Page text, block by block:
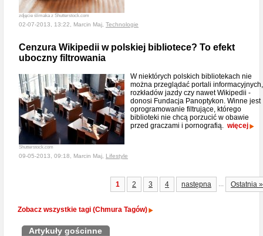
zdjęcie ślimaka z Shutterstock.com
02-07-2013, 13:22, Marcin Maj, Technologie
Cenzura Wikipedii w polskiej bibliotece? To efekt
uboczny filtrowania
Shutterstock.com
W niektórych polskich bibliotekach nie
można przeglądać portali informacyjnych,
rozkładów jazdy czy nawet Wikipedii -
donosi Fundacja Panoptykon. Winne jest
oprogramowanie filtrujące, którego
biblioteki nie chcą porzucić w obawie
przed graczami i pornografią. więcej
09-05-2013, 09:18, Marcin Maj, Lifestyle
1 2 3 4 następna ... Ostatnia »
Zobacz wszystkie tagi (Chmura Tagów)
Artykuły gościnne